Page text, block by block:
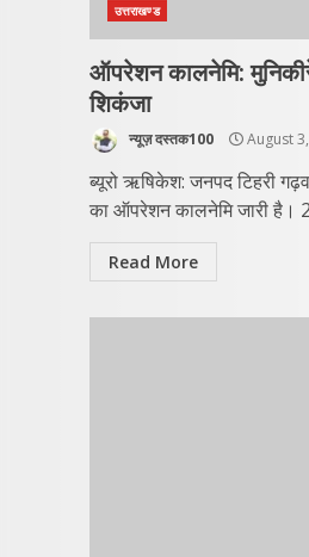
उत्तराखण्ड
ऑपरेशन कालनेमि:
शिकंजा
न्यूज़ दस्तक100 August
ब्यूरो ऋषिकेश: जनपद टिहरी
का ऑपरेशन कालनेमि जारी है।
Read More